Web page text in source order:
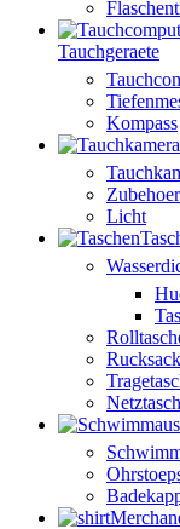
Tauchgeraete
Kompass
Licht
Rucksack